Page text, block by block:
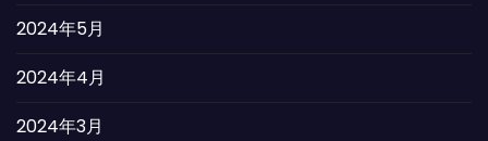
2024年5月
2024年4月
2024年3月